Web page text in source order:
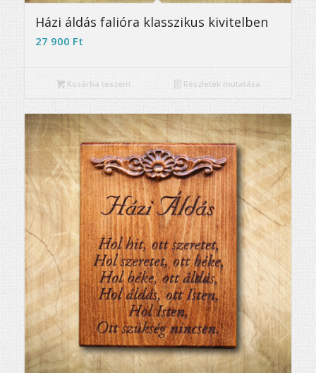
5.00
Házi áldás falióra klasszikus kivitelben
27 900 Ft
Kosárba teszem Részletek mutatása